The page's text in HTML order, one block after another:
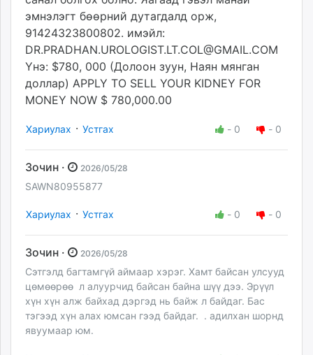
эмнэлэгт бөөрний дутагдалд орж,
91424323800802. имэйл:
DR.PRADHAN.UROLOGIST.LT.COL@GMAIL.COM
Yнэ: $780, 000 (Долоон зуун, Наян мянган
доллар) APPLY TO SELL YOUR KIDNEY FOR
MONEY NOW $ 780,000.00
Хариулах · Устгах - 0 - 0
Зочин · 2026/05/28
SAWN80955877
Хариулах · Устгах - 0 - 0
Зочин · 2026/05/28
Сэтгэлд багтамгүй аймаар хэрэг. Хамт байсан улсууд
цөмөөрөө л алуурчид байсан байна шүү дээ. Эрүүл
хүн хүн алж байхад дэргэд нь байж л байдаг. Бас
тэгээд хүн алах юмсан гээд байдаг. . адилхан шорнд
явуумаар юм.